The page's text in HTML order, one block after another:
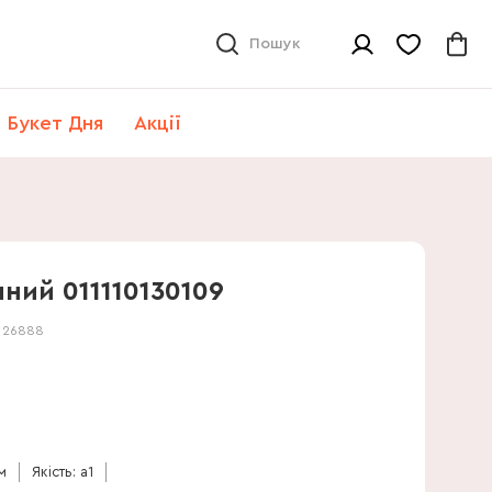
Пошук
Букет Дня Акції
011110130109
26888
Якість: a1